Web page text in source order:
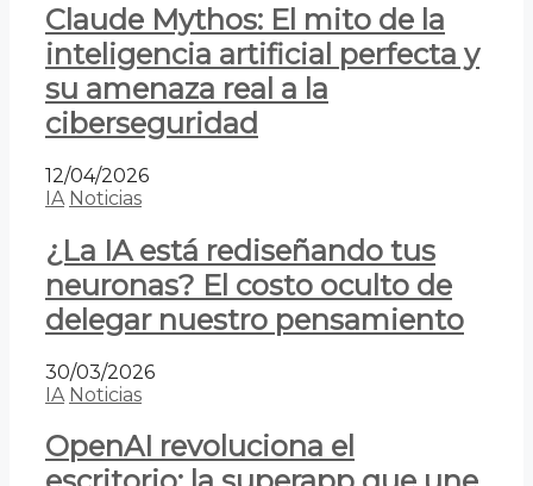
Claude Mythos: El mito de la
inteligencia artificial perfecta y
su amenaza real a la
ciberseguridad
12/04/2026
IA Noticias
¿La IA está rediseñando tus
neuronas? El costo oculto de
delegar nuestro pensamiento
30/03/2026
IA Noticias
OpenAI revoluciona el